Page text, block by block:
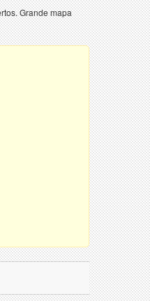
Grande mapa